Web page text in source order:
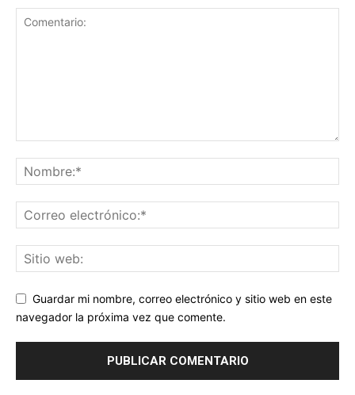
Guardar mi nombre, correo electrónico y sitio web en este
navegador la próxima vez que comente.